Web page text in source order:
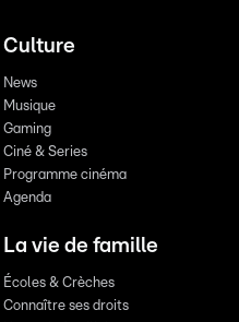
Culture
News
Musique
Gaming
Ciné & Series
Programme cinéma
Agenda
La vie de famille
Écoles & Crèches
Connaître ses droits